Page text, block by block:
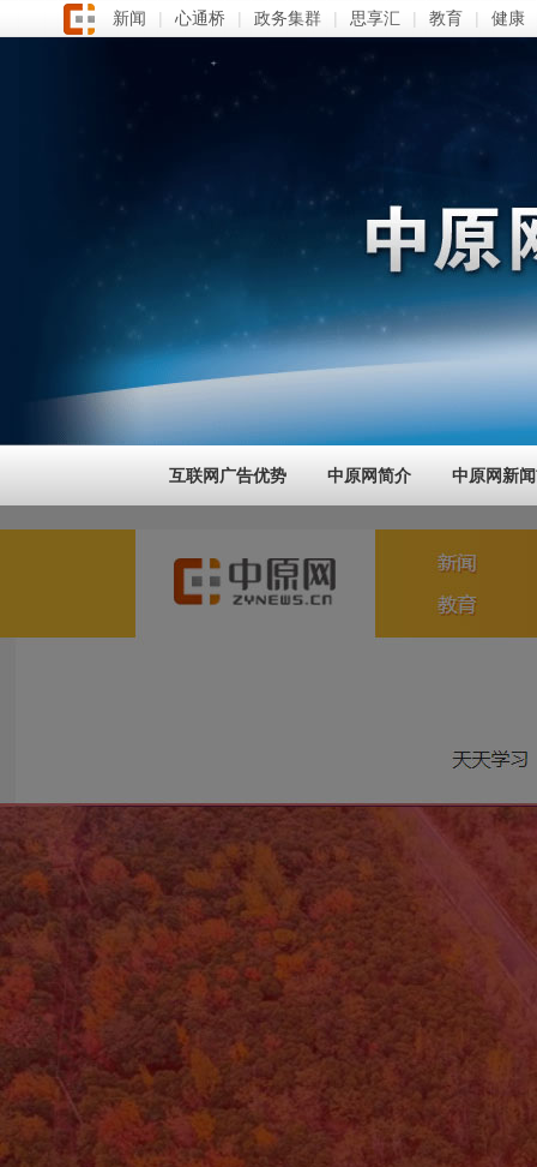
新闻 | 心通桥 | 政务集群 | 思享汇 | 教育 | 健康
互联网广告优势 中原网简介 中原网新